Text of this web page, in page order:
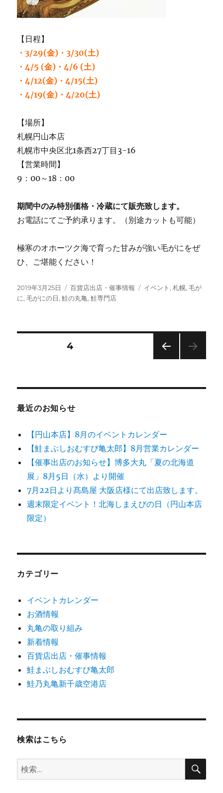
【日程】
・3/29(金)・3/30(土)
・4/5 (金)・4/6 (土)
・4/12(金)・4/15(土)
・4/19(金)・4/20(土)
【場所】
札幌円山本店
札幌市中央区北1条西27丁目3-16
【営業時間】
9：00～18：00
期間中のみ特別価格・冷蔵にて販売致します。
お電話にてご予約承ります。（別途カットも可能）
極寒のオホーツク海で育った甘みが強い毛がにをぜ
ひ、ご堪能ください！
投
稿
2019年3月25日
カ
テ
百貨店出店・催事情報
タ
イベント ,札幌,毛が
に,毛がにの日,鮭の丸亀,鮭専門店
の
ジ
送
り
固定ページ4
最近のお知らせ
【円山本店】8月のイベントカレンダー
【鮭まぶしおむすび亀太郎】8月営業カレンダー
【催事出店のお知らせ】博多大丸「夏の北海道
展」8月5日（水）より開催
7月22日より髙島屋 大阪店様にて出店致します。
週末限定イベント！北海しまえびの日（円山本店
限定）
カテゴリー
イベントカレンダー
お酒情報
丸亀の取り組み
新着情報
百貨店出店・催事情報
鮭まぶしおむすび亀太郎
鮭乃丸亀新千歳空港店
検索はこちら
検
索:
検